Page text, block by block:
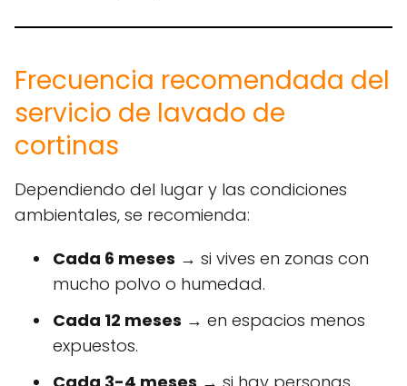
Frecuencia recomendada del
servicio de lavado de
cortinas
Dependiendo del lugar y las condiciones
ambientales, se recomienda:
Cada 6 meses → si vives en zonas con
mucho polvo o humedad.
Cada 12 meses → en espacios menos
expuestos.